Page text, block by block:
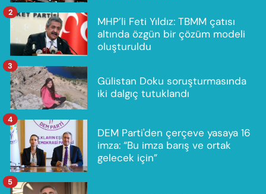
MHP’li Feti Yıldız: TBMM çatısı
altında özgün bir çözüm modeli
oluşturuldu
2
Gülistan Doku soruşturmasında
iki dalgıç tutuklandı
3
DEM Parti'den çerçeve yasaya 16
imza: “Bu imza barış ve ortak
gelecek için”
4
5